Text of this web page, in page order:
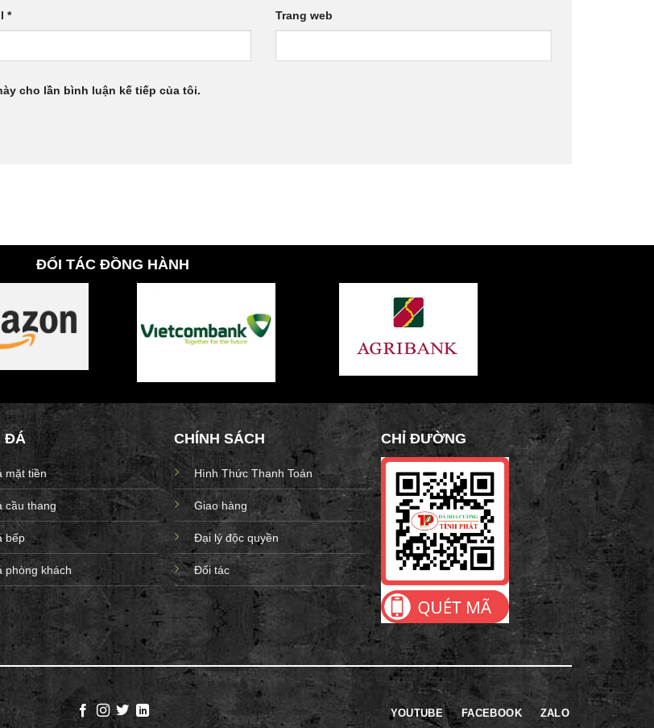
* Trang web
cho lần bình luận kế tiếp của tôi.
ĐỐI TÁC ĐỒNG HÀNH
ĐÁ
mặt tiền
cầu thang
bếp
phòng khách
CHÍNH SÁCH
Hình Thức Thanh Toán
Giao hàng
Đại lý độc quyền
Đối tác
CHỈ ĐƯỜNG
YOUTUBE FACEBOOK ZALO